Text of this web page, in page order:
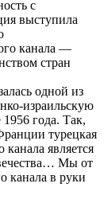
с
выступила
канала —
стран
одной из
израильскую
года. Так,
турецкая
является
Мы от
канала в руки